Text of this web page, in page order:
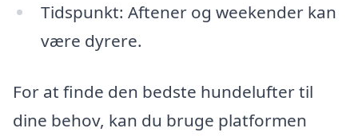
Tidspunkt: Aftener og weekender kan
være dyrere.
For at finde den bedste hundelufter til
dine behov, kan du bruge platformen